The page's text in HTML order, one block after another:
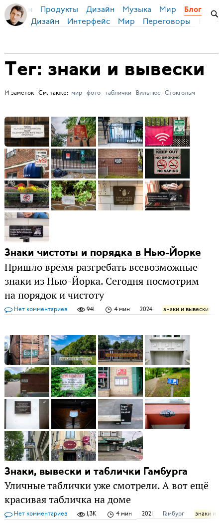
Бирман Продукты Дизайн Музыка Мир Блог
Дизайн Интерфейс Мир Переговоры
Тег: знаки и вывески
14 заметок См. также: мир фото таблички Вильнюс Стокгольм
Знаки чистоты и порядка в Нью-Йорке
Пришло время разгребать всевозможные
знаки из Нью-Йорка. Сегодня посмотрим
на порядок и чистоту
Нет комментариев 941 4 мин 2024 знаки и вывески
Знаки, вывески и таблички Гамбурга
Уличные таблички уже смотрели. А вот ещё
красивая табличка на доме
Нет комментариев 1,3K 4 мин 2021 Гамбург знаки и